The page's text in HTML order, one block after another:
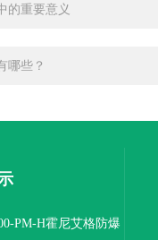
的重要意义
哪些？
PM-H霍尼艾格防爆